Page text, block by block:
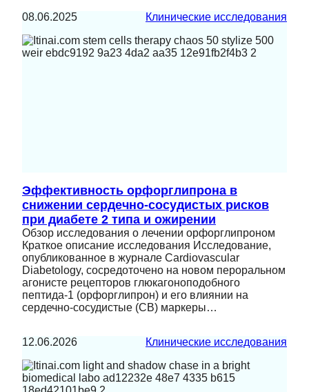
08.06.2025 Клинические исследования
Эффективность орфорглипрона в
снижении сердечно-сосудистых рисков
при диабете 2 типа и ожирении
Обзор исследования о лечении орфорглипроном
Краткое описание исследования Исследование,
опубликованное в журнале Cardiovascular
Diabetology, сосредоточено на новом пероральном
агонисте рецепторов глюкагоноподобного
пептида-1 (орфорглипрон) и его влиянии на
сердечно-сосудистые (СВ) маркеры…
12.06.2026 Клинические исследования